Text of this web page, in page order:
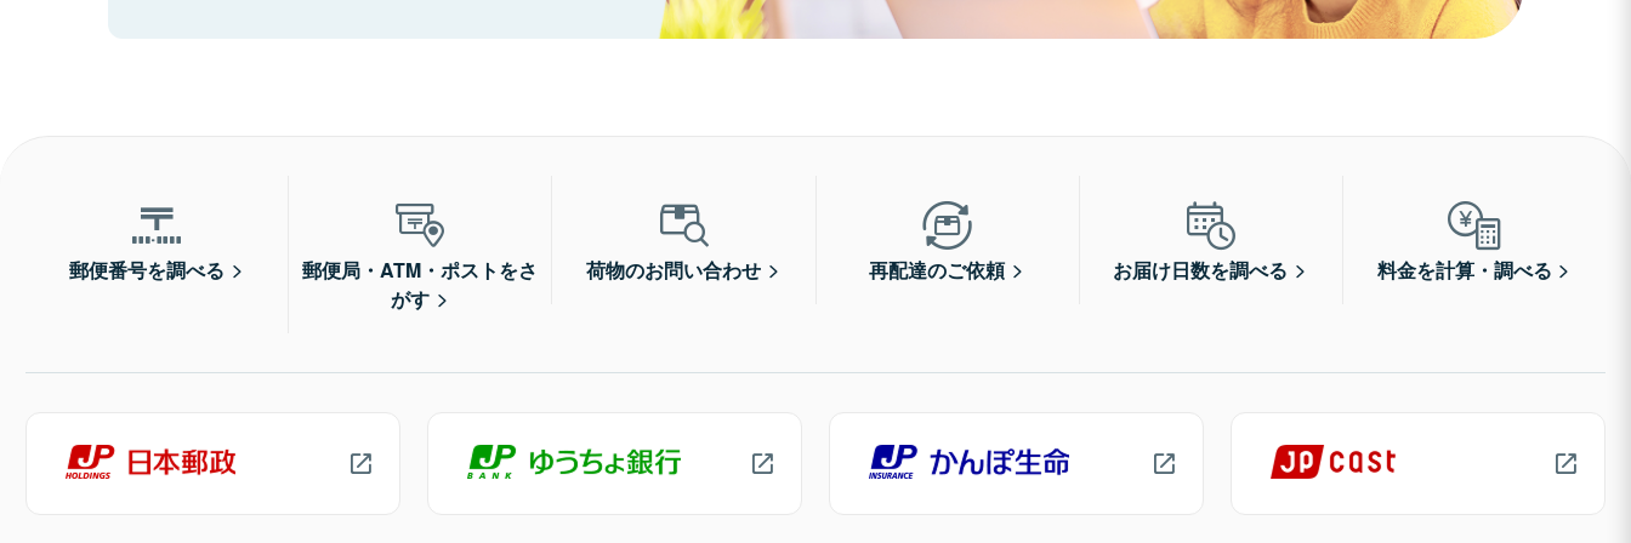
郵便番号を調べる
郵便局・ATM・ポストをさ
がす
荷物のお問い合わせ 再配達のご依頼 お届け日数を調べる 料金を計算・調べる